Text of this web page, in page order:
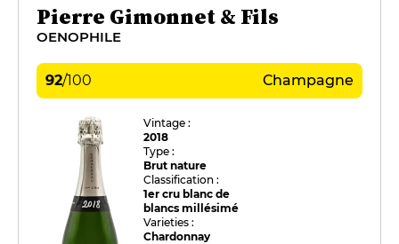
Pierre Gimonnet & Fils
OENOPHILE
92/100 Champagne
Vintage :
2018
Type :
Brut nature
Classification :
1er cru blanc de
blancs millésimé
Varieties :
Chardonnay